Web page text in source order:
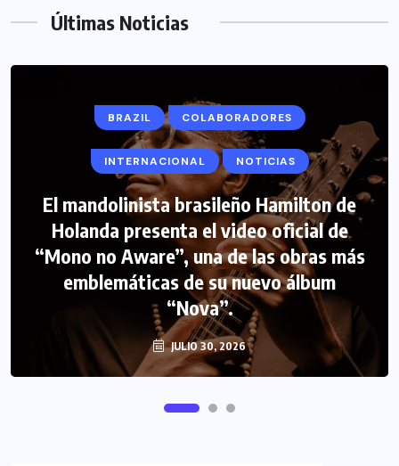
Últimas Noticias
BRAZIL COLABORADORES
INTERNACIONAL NOTICIAS
El mandolinista brasileño Hamilton de
Holanda presenta el video oficial de
“Mono no Aware”, una de las obras más
emblemáticas de su nuevo álbum
“Nova”.
JULIO 30, 2026